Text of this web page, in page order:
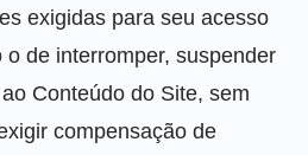
exigidas para seu acesso
de interromper, suspender
Conteúdo do Site, sem
compensação de